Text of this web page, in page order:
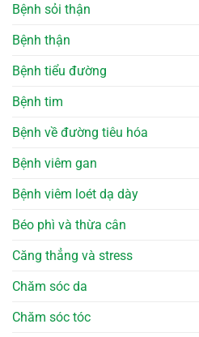
Bệnh sỏi thận
Bệnh thận
Bệnh tiểu đường
Bệnh tim
Bệnh về đường tiêu hóa
Bệnh viêm gan
Bệnh viêm loét dạ dày
Béo phì và thừa cân
Căng thẳng và stress
Chăm sóc da
Chăm sóc tóc